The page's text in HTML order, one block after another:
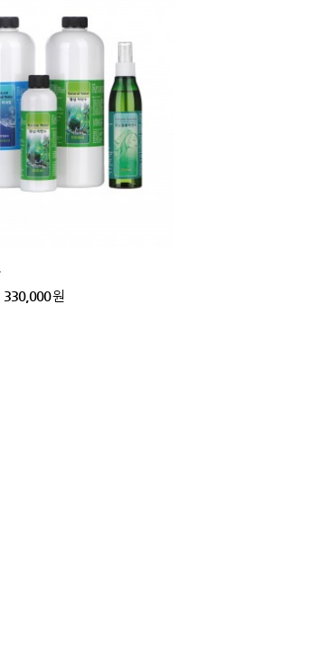
330,000원